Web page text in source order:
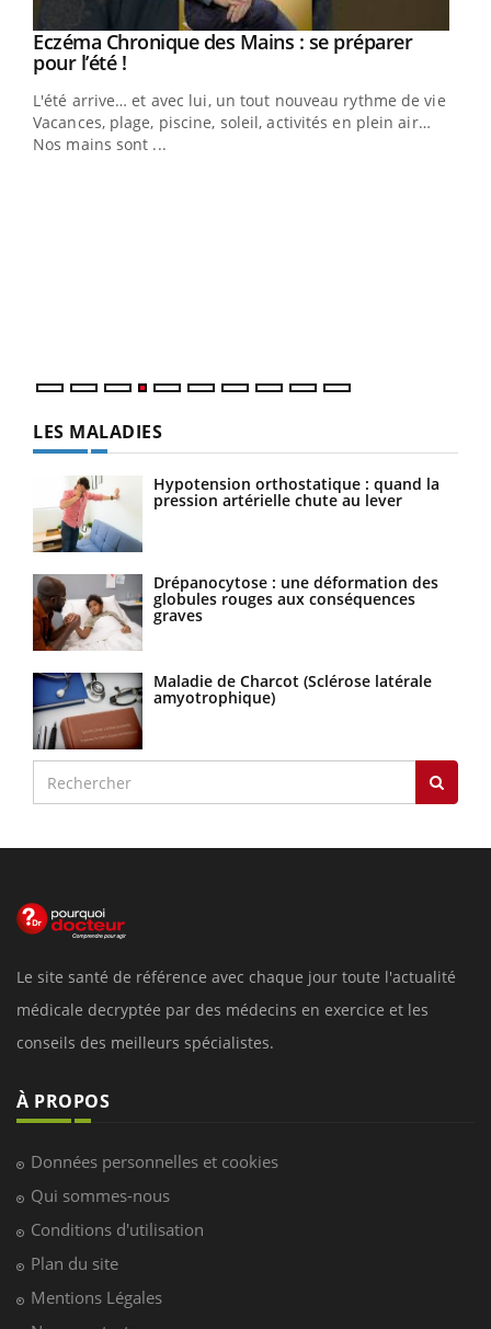
Youtube
Eczéma Chronique des Mains : se préparer
pour l’été !Youtube
L'été arrive… et avec lui, un tout nouveau rythme de vie !
Vacances, plage, piscine, soleil, activités en plein air…
Nos mains sont ...
LES MALADIES
Hypotension orthostatique : quand la
pression artérielle chute au lever
Drépanocytose : une déformation des
globules rouges aux conséquences
graves
Maladie de Charcot (Sclérose latérale
amyotrophique)
Le site santé de référence avec chaque jour toute l'actualité
médicale decryptée par des médecins en exercice et les
conseils des meilleurs spécialistes.
À PROPOS
Données personnelles et cookies
Qui sommes-nous
Conditions d'utilisation
Plan du site
Mentions Légales